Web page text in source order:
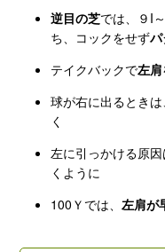
逆目の芝では、９I
ち、コックをせず
テイクバックで左
球が右に出るとき
く
左に引っかける原
くように
100Ｙでは、左肩が